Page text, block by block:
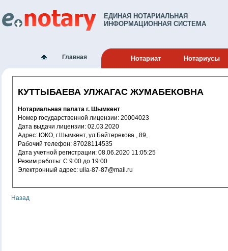
ЕДИНАЯ НОТАРИАЛЬНАЯ
ИНФОРМАЦИОННАЯ СИСТЕМА
Главная Нотариат Нотариусы
КУТТЫБАЕВА УЛЖАГАС ЖУМАБЕКОВНА
Нотариальная палата г. Шымкент
Номер государственной лицензии: 20004023
Дата выдачи лицензии: 02.03.2020
Адрес: ЮКО, г.Шымкент, ул.Байтерекова , 89,
Рабочий телефон: 87028114535
Дата учетной регистрации: 08.06.2020 11:05:25
Режим работы: C 9:00 до 19:00
Электронный адрес: ulia-87-87@mail.ru
Назад